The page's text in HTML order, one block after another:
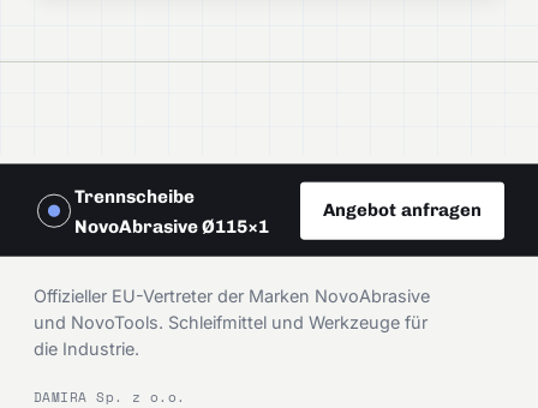
Trennscheibe
NovoAbrasive Ø115×1
Angebot anfragen
DAMIRA
Offizieller EU-Vertreter der Marken NovoAbrasive
und NovoTools. Schleifmittel und Werkzeuge für
die Industrie.
DAMIRA Sp. z o.o.